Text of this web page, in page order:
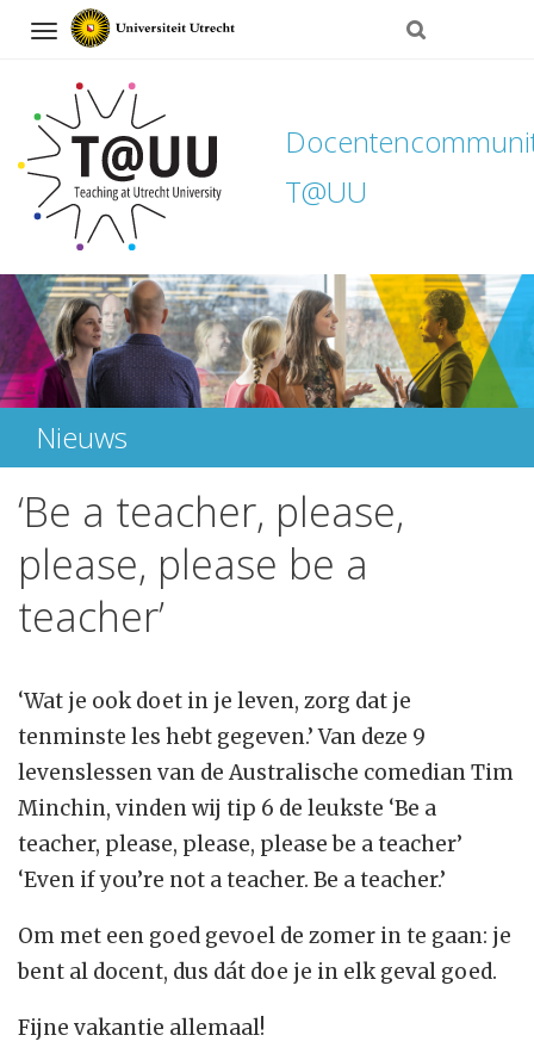
Navigation
T@UU
Direct
naar
het
inhoud
Nieuws
‘Be a teacher, please,
please, please be a
teacher’
‘Wat je ook doet in je leven, zorg dat je
tenminste les hebt gegeven.’ Van deze 9
levenslessen van de Australische comedian Tim
Minchin, vinden wij tip 6 de leukste ‘Be a
teacher, please, please, please be a teacher’
‘Even if you’re not a teacher. Be a teacher.’
Om met een goed gevoel de zomer in te gaan: je
bent al docent, dus dát doe je in elk geval goed.
Fijne vakantie allemaal!